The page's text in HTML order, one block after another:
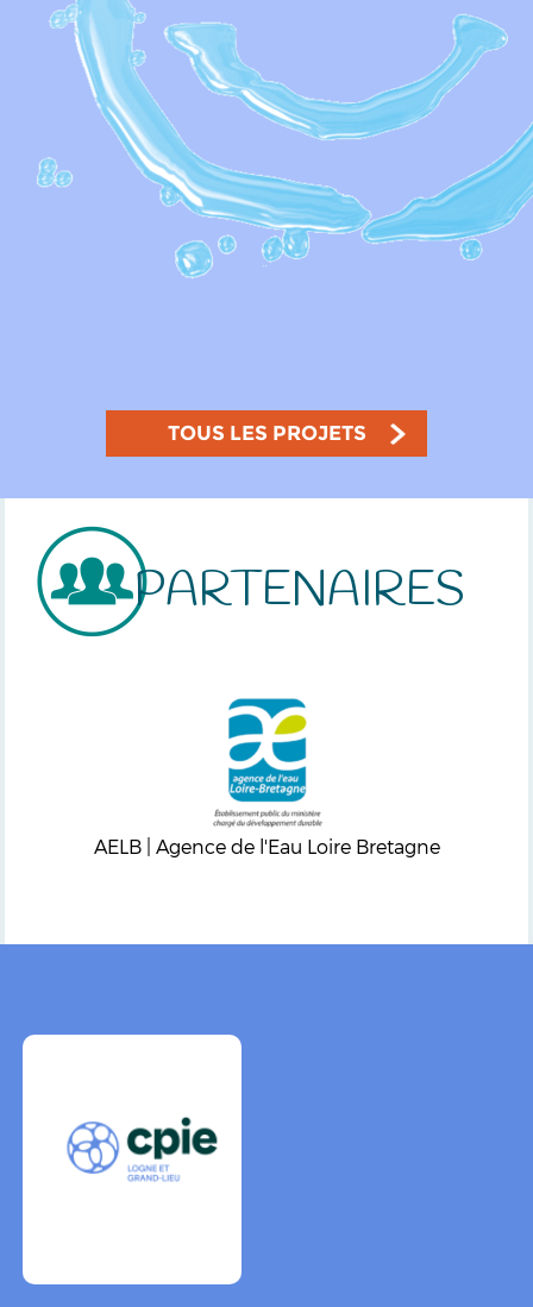
TOUS LES PROJETS
PARTENAIRES
AELB | Agence de l'Eau Loire Bretagne